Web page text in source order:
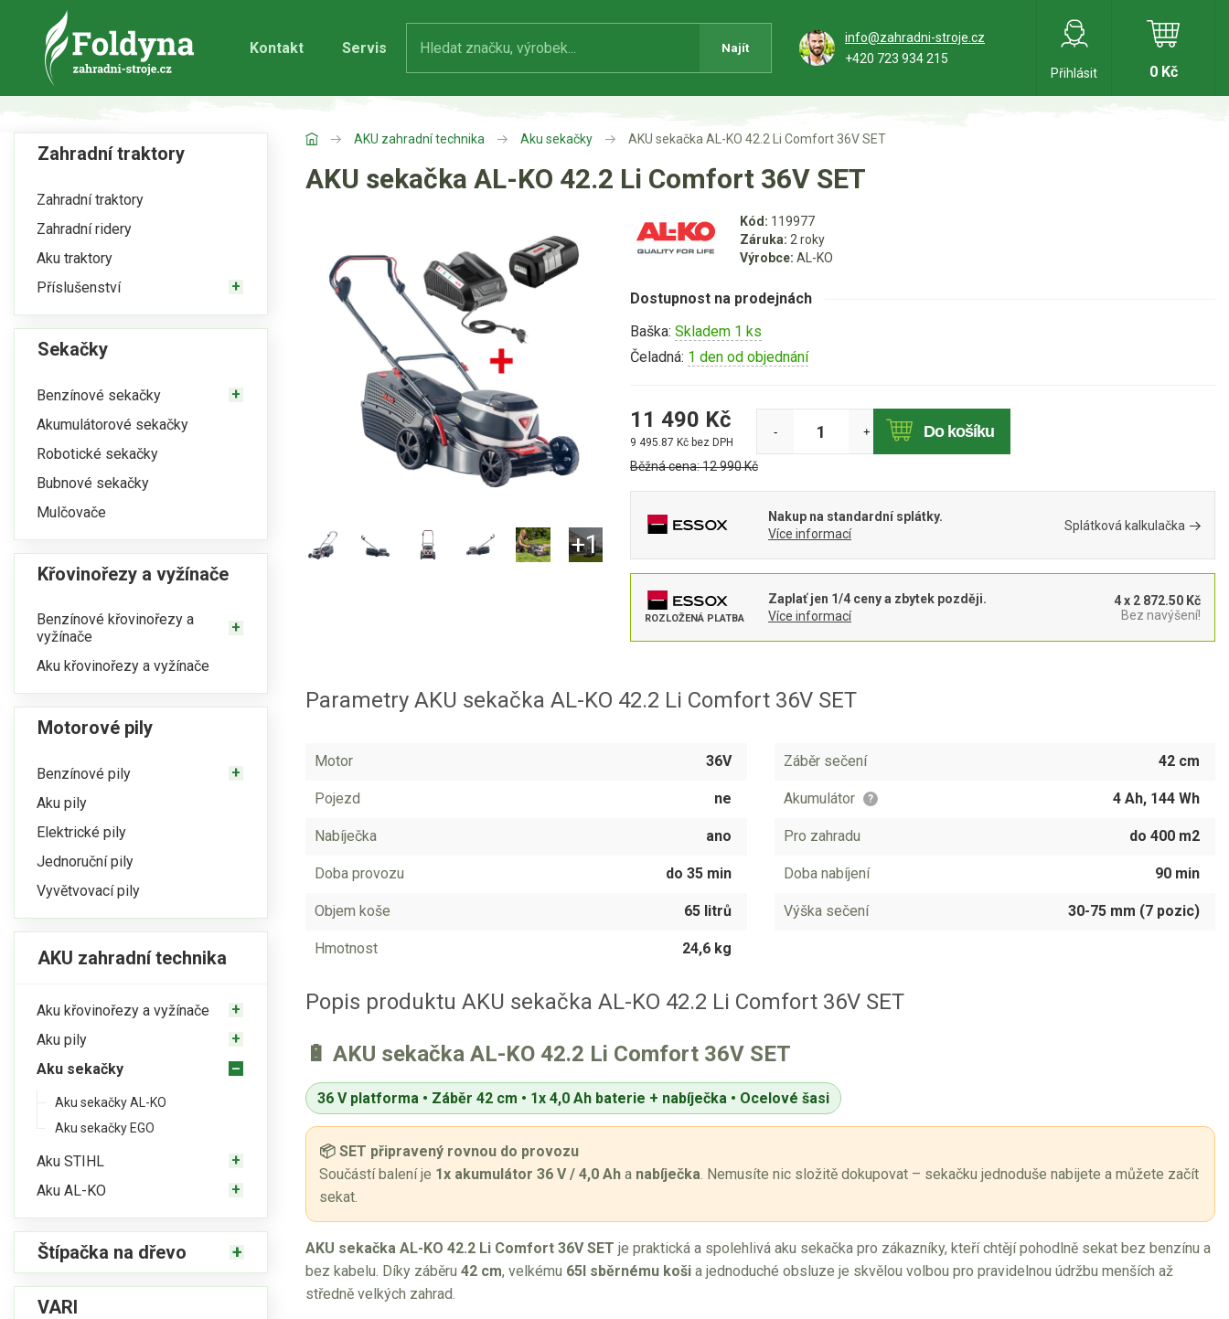
Kontakt Servis Najít
info@zahradni-stroje.cz
+420 723 934 215
Přihlásit
0 Kč
Zahradní traktory
Zahradní traktory
Zahradní ridery
Aku traktory
Příslušenství
Sekačky
Benzínové sekačky
Akumulátorové sekačky
Robotické sekačky
Bubnové sekačky
Mulčovače
Křovinořezy a vyžínače
Benzínové křovinořezy a
vyžínače
Aku křovinořezy a vyžínače
Motorové pily
Benzínové pily
Aku pily
Elektrické pily
Jednoruční pily
Vyvětvovací pily
AKU zahradní technika
Aku křovinořezy a vyžínače
Aku pily
Aku sekačky
Aku sekačky AL-KO
Aku sekačky EGO
Aku STIHL
Aku AL-KO
Štípačka na dřevo
VARI
AKU zahradní technika Aku sekačky AKU sekačka AL-KO 42.2 Li Comfort 36V SET
AKU sekačka AL-KO 42.2 Li Comfort 36V SET
Kód: 119977
Záruka: 2 roky
Výrobce: AL-KO
Dostupnost na prodejnách
Baška: Skladem 1 ks
Čeladná: 1 den od objednání
11 490 Kč
9 495.87 Kč bez DPH
Běžná cena:12 990Kč
- + Do košíku
Nakup na standardní splátky.
Více informací
Splátková kalkulačka
ROZLOŽENÁ PLATBA
Zaplať jen 1/4 ceny a zbytek později.
Více informací
4 x 2 872.50 Kč
Bez navýšení!
Parametry AKU sekačka AL-KO 42.2 Li Comfort 36V SET
Motor 36V Záběr sečení 42 cm
Pojezd ne Akumulátor ? 4 Ah, 144 Wh
Nabíječka ano Pro zahradu do 400 m2
Doba provozu do 35 min Doba nabíjení 90 min
Objem koše 65 litrů Výška sečení 30-75 mm (7 pozic)
Hmotnost 24,6 kg
Popis produktu AKU sekačka AL-KO 42.2 Li Comfort 36V SET
🔋 AKU sekačka AL-KO 42.2 Li Comfort 36V SET
36 V platforma • Záběr 42 cm • 1x 4,0 Ah baterie + nabíječka • Ocelové šasi
📦 SET připravený rovnou do provozu
Součástí balení je 1x akumulátor 36 V / 4,0 Ah a nabíječka . Nemusíte nic složitě dokupovat – sekačku jednoduše nabijete a můžete začít
sekat.
AKU sekačka AL-KO 42.2 Li Comfort 36V SET je praktická a spolehlivá aku sekačka pro zákazníky, kteří chtějí pohodlně sekat bez benzínu a
bez kabelu. Díky záběru 42 cm, velkému 65l sběrnému koši a jednoduché obsluze je skvělou volbou pro pravidelnou údržbu menších až
středně velkých zahrad.